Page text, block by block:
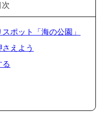
次
ポット「海の公園」
えよう
る